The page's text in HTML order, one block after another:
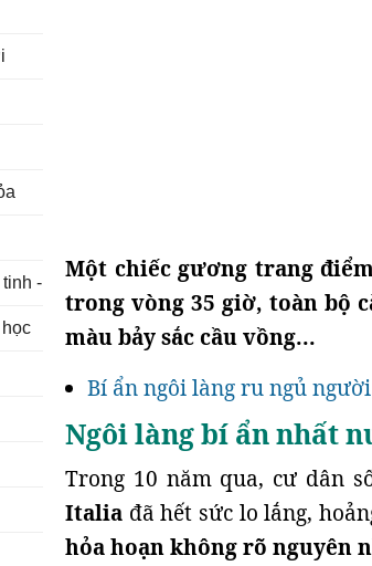
Một chiếc gương trang
trong vòng 35 giờ, toàn bộ
màu bảy sắc cầu vồng...
Bí ẩn ngôi làng ru ngủ
Ngôi làng bí ẩn nhất
Trong 10 năm qua, cư dân
Italia đã hết sức lo lắng,
hỏa hoạn không rõ nguyên
- UFO